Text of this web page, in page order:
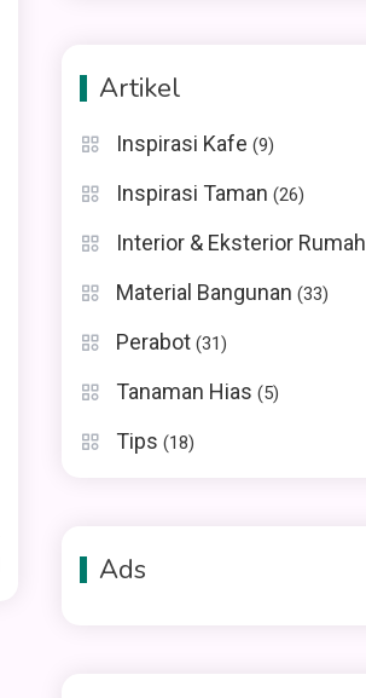
Artikel
Inspirasi Kafe (9)
Inspirasi Taman (26)
Interior & Eksterior Rumah
Material Bangunan (33)
Perabot (31)
Tanaman Hias (5)
Tips (18)
Ads